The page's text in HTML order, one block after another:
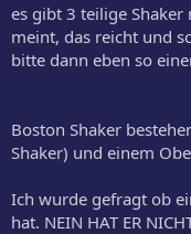
es gibt 3 teilige
meint, das reicht und
bitte dann eben so
Boston Shaker
Shaker) und einem
Ich wurde gefragt ob
hat. NEIN HAT ER